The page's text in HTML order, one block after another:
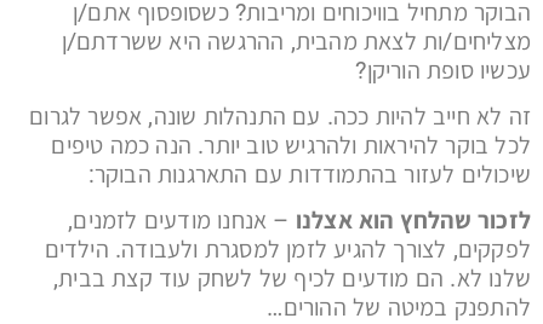
הבוקר מתחיל בוויכוחים ומריבות? כשסופסוף אתם/ן
מצליחים/ות לצאת מהבית, ההרגשה היא ששרדתם/ן
עכשיו סופת הוריקן?
זה לא חייב להיות ככה. עם התנהלות שונה, אפשר לגרום
לכל בוקר להיראות ולהרגיש טוב יותר. הנה כמה טיפים
שיכולים לעזור בהתמודדות עם התארגנות הבוקר:
לזכור שהלחץ הוא אצלנו – אנחנו מודעים לזמנים,
לפקקים, לצורך להגיע לזמן למסגרת ולעבודה. הילדים
שלנו לא. הם מודעים לכיף של לשחק עוד קצת בבית,
להתפנק במיטה של ההורים…